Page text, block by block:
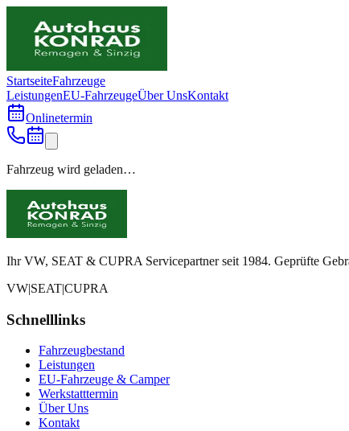
StartseiteFahrzeuge
LeistungenEU-FahrzeugeÜber UnsKontakt
Onlinetermin
Fahrzeug wird geladen…
Ihr VW, SEAT & CUPRA Servicepartner seit 1984. Geprüfte
VW|SEAT|CUPRA
Schnelllinks
Fahrzeugbestand
Leistungen
EU-Fahrzeuge & Camper
Werkstatttermin
Über Uns
Kontakt